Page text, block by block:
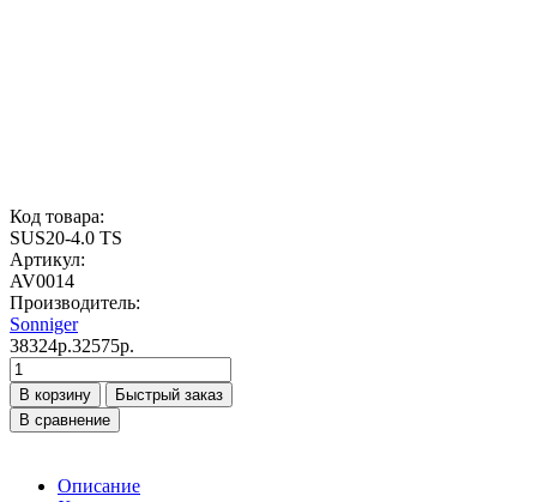
Код товара:
SUS20-4.0 TS
Артикул:
AV0014
Производитель:
Sonniger
38324р.32575р.
В корзину
Быстрый заказ
В сравнение
Описание